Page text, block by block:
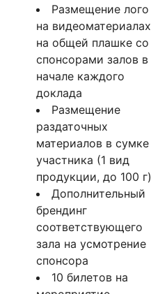
Размещение лого
на видеоматериалах
на общей плашке со
спонсорами залов в
начале каждого
доклада
Размещение
раздаточных
материалов в сумке
участника (1 вид
продукции, до 100 г)
Дополнительный
брендинг
соответствующего
зала на усмотрение
спонсора
10 билетов на